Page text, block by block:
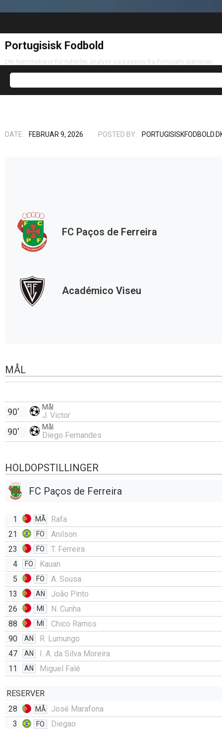
Portugisisk Fodbold
Din hjemmebane for nyheder, analyse og passion fra Portugals grønsvær
DATE: FEBRUAR 9, 2026 POSTED BY:
FC Paços de Ferreira
Académico Viseu
MÅL
Mål
J. Victor
90'
Mål
Diego Fernandes
90'
HOLDOPSTILLINGER
FC Paços de Ferreira
1 MÅ
Rafa
21
FO
Anilson
23
FO
T. Ferreira
4
FO
Kauan
5
FO
A. Sousa
13
AN
João Pinto
26
MI
N. Cunha
88
MI
Chico Ramos
90
AN
R. Lumungo
47
AN
I. A. da Silva Moreira
11
AN Miguel Falé
RESERVER
28
MÅ
José Marafona
3
FO
Diegao